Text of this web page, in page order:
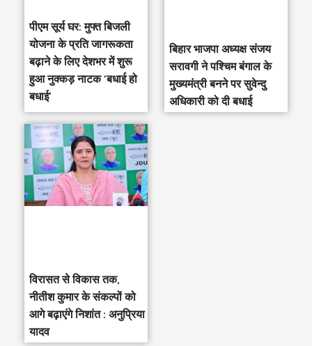
पीएम सूर्य घर: मुफ्त बिजली
योजना के प्रति जागरूकता
बढ़ाने के लिए देशभर में शुरू
हुआ नुक्कड़ नाटक ‘बधाई हो
बधाई’
‎बिहार भाजपा अध्यक्ष संजय
सरावगी ने पश्चिम बंगाल के
मुख्यमंत्री बनने पर सुवेन्दु
अधिकारी को दी बधाई
विरासत से विकास तक,
नीतीश कुमार के संकल्पों को
आगे बढ़ाएंगे निशांत : अनुप्रिया
यादव